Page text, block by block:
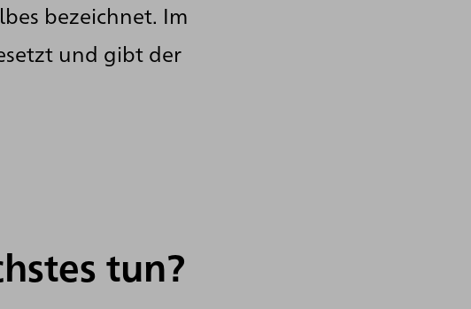
bezeichnet. Im
und gibt der
tun?